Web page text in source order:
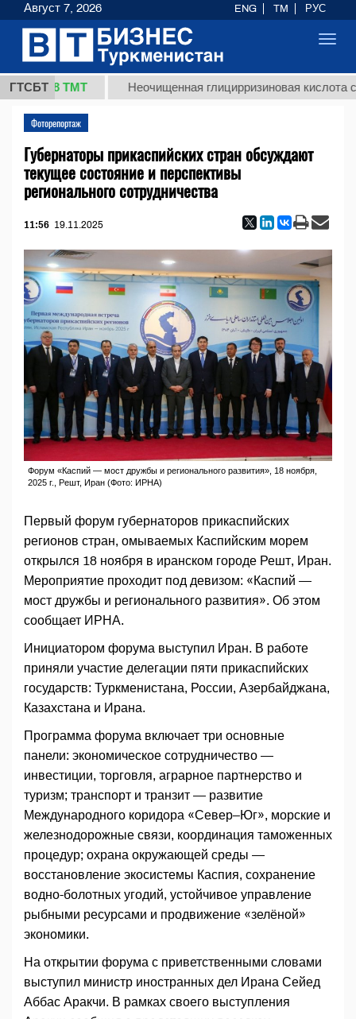
ГТСБТ
37,8 ТМТ Неочищенная глицирризиновая кислота
Фоторепортаж
Губернаторы прикаспийских стран обсуждают
текущее состояние и перспективы
регионального сотрудничества
11:56 19.11.2025
Форум «Каспий — мост дружбы и регионального развития», 18 ноября,
2025 г., Решт, Иран (Фото: ИРНА)
Первый форум губернаторов прикаспийских
регионов стран, омываемых Каспийским морем
открылся 18 ноября в иранском городе Решт, Иран.
Мероприятие проходит под девизом: «Каспий —
мост дружбы и регионального развития». Об этом
сообщает ИРНА.
Инициатором форума выступил Иран. В работе
приняли участие делегации пяти прикаспийских
государств: Туркменистана, России, Азербайджана,
Казахстана и Ирана.
Программа форума включает три основные
панели: экономическое сотрудничество —
инвестиции, торговля, аграрное партнерство и
туризм; транспорт и транзит — развитие
Международного коридора «Север–Юг», морские и
железнодорожные связи, координация таможенных
процедур; охрана окружающей среды —
восстановление экосистемы Каспия, сохранение
водно-болотных угодий, устойчивое управление
рыбными ресурсами и продвижение «зелёной»
экономики.
На открытии форума с приветственными словами
выступил министр иностранных дел Ирана Сейед
Аббас Аракчи. В рамках своего выступления
Август 7, 2026 ENG TM РУС